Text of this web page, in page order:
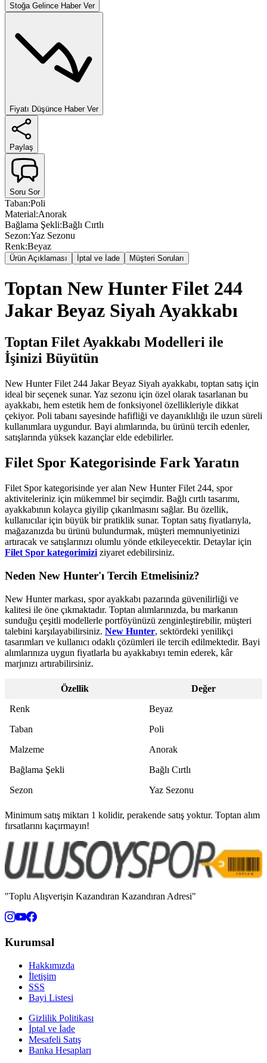
Stoğa Gelince Haber Ver
Fiyatı Düşünce Haber Ver
Paylaş
Soru Sor
Taban:Poli
Material:Anorak
Bağlama Şekli:Bağlı Cırtlı
Sezon:Yaz Sezonu
Renk:Beyaz
Ürün Açıklaması İptal ve İade Müşteri Soruları
Toptan New Hunter Filet 244
Jakar Beyaz Siyah Ayakkabı
Toptan Filet Ayakkabı Modelleri ile
İşinizi Büyütün
New Hunter Filet 244 Jakar Beyaz Siyah ayakkabı, toptan satış için
ideal bir seçenek sunar. Yaz sezonu için özel olarak tasarlanan bu
ayakkabı, hem estetik hem de fonksiyonel özellikleriyle dikkat
çekiyor. Poli tabanı sayesinde hafifliği ve dayanıklılığı ile uzun süreli
kullanımlara uygundur. Bayi alımlarında, bu ürünü tercih edenler,
satışlarında yüksek kazançlar elde edebilirler.
Filet Spor Kategorisinde Fark Yaratın
Filet Spor kategorisinde yer alan New Hunter Filet 244, spor
aktiviteleriniz için mükemmel bir seçimdir. Bağlı cırtlı tasarımı,
ayakkabının kolayca giyilip çıkarılmasını sağlar. Bu özellik,
kullanıcılar için büyük bir pratiklik sunar. Toptan satış fiyatlarıyla,
mağazanızda bu ürünü bulundurmak, müşteri memnuniyetinizi
artıracak ve satışlarınızı olumlu yönde etkileyecektir. Detaylar için
Filet Spor kategorimizi ziyaret edebilirsiniz.
Neden New Hunter'ı Tercih Etmelisiniz?
New Hunter markası, spor ayakkabı pazarında güvenilirliği ve
kalitesi ile öne çıkmaktadır. Toptan alımlarınızda, bu markanın
sunduğu çeşitli modellerle portföyünüzü zenginleştirebilir, müşteri
talebini karşılayabilirsiniz. New Hunter, sektördeki yenilikçi
tasarımları ve kullanıcı odaklı çözümleri ile tercih edilmektedir. Bayi
alımlarınıza uygun fiyatlarla bu ayakkabıyı temin ederek, kâr
marjınızı artırabilirsiniz.
Özellik
Değer
Renk
Beyaz
Taban
Poli
Malzeme
Anorak
Bağlama Şekli
Bağlı Cırtlı
Sezon
Yaz Sezonu
Minimum satış miktarı 1 kolidir, perakende satış yoktur. Toptan alım
fırsatlarını kaçırmayın!
"Toplu Alışverişin Kazandıran Kazandıran Adresi"
Kurumsal
Hakkımızda
İletişim
SSS
Bayi Listesi
Gizlilik Politikası
İptal ve İade
Mesafeli Satış
Banka Hesapları